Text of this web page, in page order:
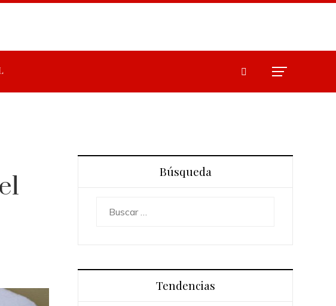
Búsqueda
Tendencias